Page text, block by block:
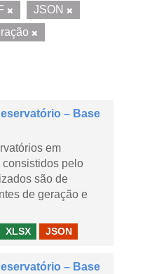
JSON
– Base
em
pelo
são de
de geração e
XLSX JSON
– Base